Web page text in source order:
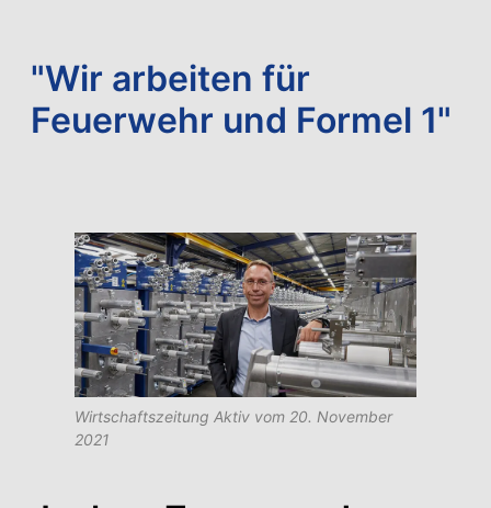
"Wir arbeiten für
Feuerwehr und Formel 1"
Wirtschaftszeitung Aktiv vom 20. November
2021